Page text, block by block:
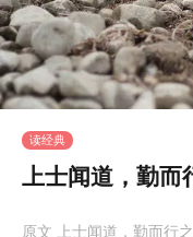
读经典
上士闻道，勤而
原文 上士闻道，勤而行